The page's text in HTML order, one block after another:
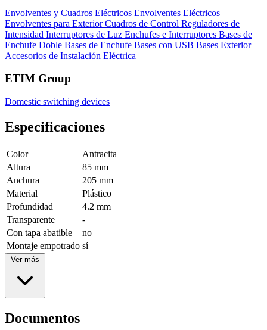
Envolventes y Cuadros Eléctricos Envolventes Eléctricos
Envolventes para ExteriorCuadros de Control Reguladores de
Intensidad Interruptores de Luz Enchufes e Interruptores Bases de
Enchufe Doble Bases de Enchufe Bases con USB Bases Exterior
Accesorios de Instalación Eléctrica
ETIM Group
Domestic switching devices
Especificaciones
Color
Antracita
Altura
85 mm
Anchura
205 mm
Material
Plástico
Profundidad
4.2 mm
Transparente
-
Con tapa abatible
no
Montaje empotrado sí
Ver más
Documentos